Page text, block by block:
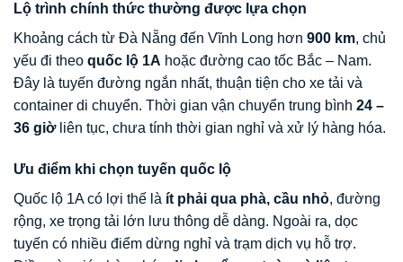
Lộ trình chính thức thường được lựa chọn
Khoảng cách từ Đà Nẵng đến Vĩnh Long hơn 900 km, chủ
yếu đi theo quốc lộ 1A hoặc đường cao tốc Bắc – Nam.
Đây là tuyến đường ngắn nhất, thuận tiện cho xe tải và
container di chuyển. Thời gian vận chuyển trung bình 24 –
36 giờliên tục, chưa tính thời gian nghỉ và xử lý hàng hóa.
Ưu điểm khi chọn tuyến quốc lộ
Quốc lộ 1A có lợi thế là ít phải qua phà, cầu nhỏ, đường
rộng, xe trọng tải lớn lưu thông dễ dàng. Ngoài ra, dọc
tuyến có nhiều điểm dừng nghỉ và trạm dịch vụ hỗ trợ.